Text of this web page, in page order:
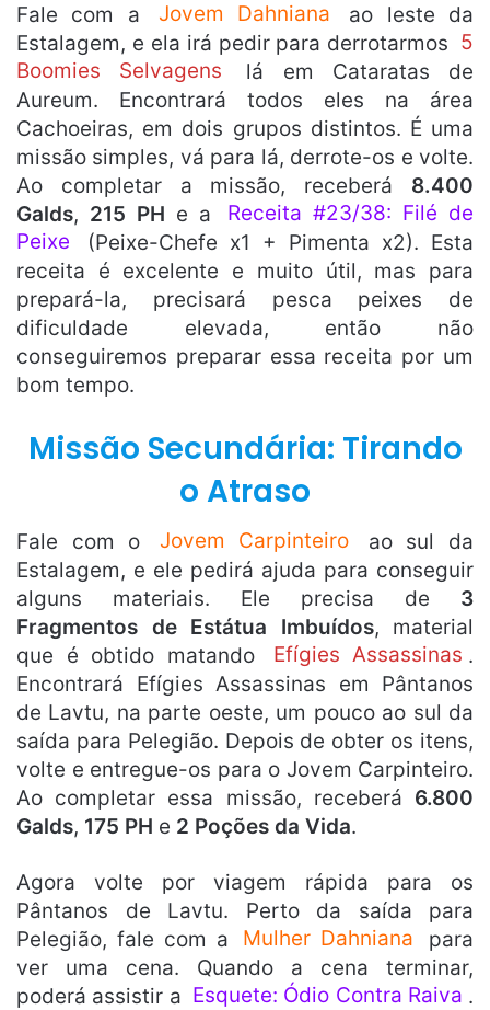
Fale com a Jovem Dahniana
ao leste da
Estalagem, e ela irá pedir para derrotarmos 5
Boomies Selvagens
lá em Cataratas de
Aureum. Encontrará todos eles na área
Cachoeiras, em dois grupos distintos. É uma
missão simples, vá para lá, derrote-os e volte.
Ao completar a missão, receberá 8.400
Galds, 215 PH e a
Receita #23/38: Filé de
Peixe
(Peixe-Chefe x1 + Pimenta x2). Esta
receita é excelente e muito útil, mas para
prepará-la, precisará pesca peixes de
dificuldade elevada, então não
conseguiremos preparar essa receita por um
bom tempo.
Missão Secundária: Tirando
o Atraso
Fale com o Jovem Carpinteiro
ao sul da
Estalagem, e ele pedirá ajuda para conseguir
alguns materiais. Ele precisa de 3
Fragmentos de Estátua Imbuídos, material
que é obtido matando
Efígies Assassinas .
Encontrará Efígies Assassinas em Pântanos
de Lavtu, na parte oeste, um pouco ao sul da
saída para Pelegião. Depois de obter os itens,
volte e entregue-os para o Jovem Carpinteiro.
Ao completar essa missão, receberá 6.800
Galds, 175 PH e 2 Poções da Vida.
Agora volte por viagem rápida para os
Pântanos de Lavtu. Perto da saída para
Pelegião, fale com a
Mulher Dahniana
para
ver uma cena. Quando a cena terminar,
poderá assistir a Esquete: Ódio Contra Raiva .